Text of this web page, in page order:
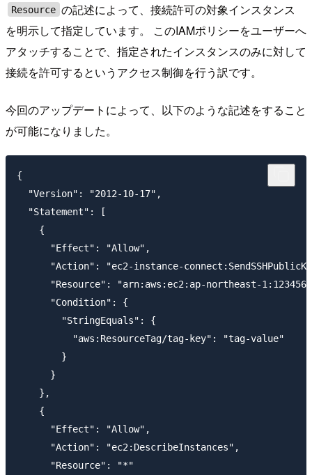
Resource の記述によって、接続許可の対象インスタンス
を明示して指定しています。 このIAMポリシーをユーザーへ
アタッチすることで、指定されたインスタンスのみに対して
接続を許可するというアクセス制御を行う訳です。
今回のアップデートによって、以下のような記述をすること
が可能になりました。
{
  "Version": "2012-10-17",
  "Statement": [
    {
      "Effect": "Allow",
"Action": "ec2-instance-
"Resource": "arn:aws:ec2:ap-northeast-
      "Condition": {
        "StringEquals": {
          "aws:ResourceTag/tag-key": "tag-value"
        }
      }
    },
    {
      "Effect": "Allow",
      "Action": "ec2:DescribeInstances",
      "Resource": "*"